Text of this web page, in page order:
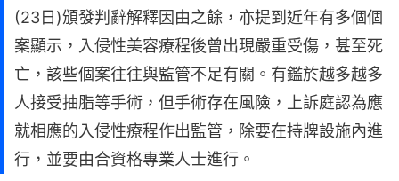
(23日)頒發判辭解釋因由之餘，亦提到近年有多個個
案顯示，入侵性美容療程後曾出現嚴重受傷，甚至死
亡，該些個案往往與監管不足有關。有鑑於越多越多
人接受抽脂等手術，但手術存在風險，上訴庭認為應
就相應的入侵性療程作出監管，除要在持牌設施內進
行，並要由合資格專業人士進行。